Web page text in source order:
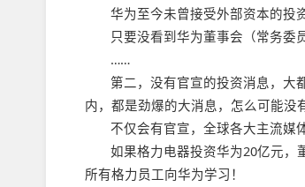
华为至今未曾接受外部资本的投
只要没看到华为董事会（常务委
……
第二，没有官宣的投资消息，大
内，都是劲爆的大消息，怎么可能没
不仅会有官宣，全球各大主流媒
如果格力电器投资华为20亿元，
所有格力员工向华为学习！